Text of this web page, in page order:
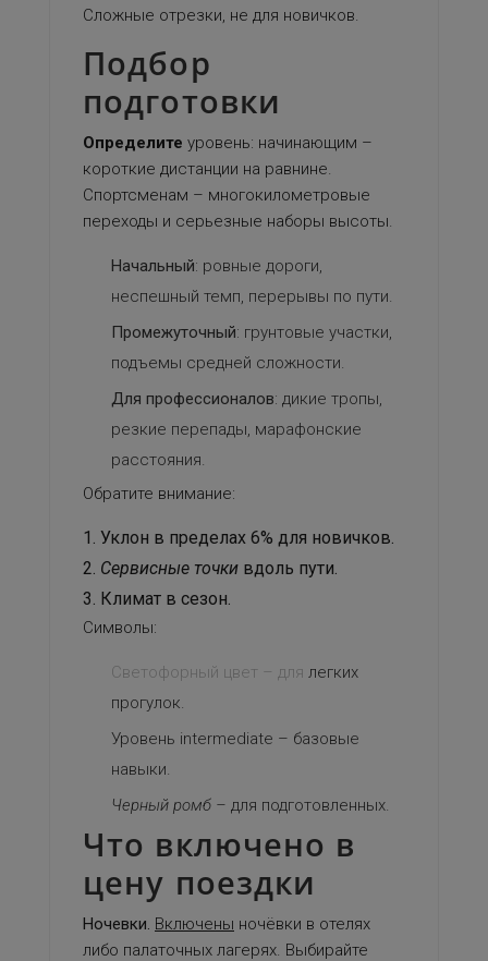
Сложные отрезки, не для новичков.
Подбор
подготовки
Определите уровень: начинающим –
короткие дистанции на равнине.
Спортсменам – многокилометровые
переходы и серьезные наборы высоты.
Начальный: ровные дороги,
неспешный темп, перерывы по пути.
Промежуточный: грунтовые участки,
подъемы средней сложности.
Для профессионалов: дикие тропы,
резкие перепады, марафонские
расстояния.
Обратите внимание:
Уклон в пределах 6% для новичков.
Сервисные точки вдоль пути.
Климат в сезон.
Символы:
Светофорный цвет – для легких
прогулок.
Уровень intermediate – базовые
навыки.
Черный ромб – для подготовленных.
Что включено в
цену поездки
Ночевки. Включены ночёвки в отелях
либо палаточных лагерях. Выбирайте